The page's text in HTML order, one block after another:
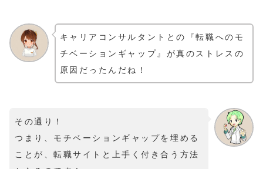
キャリアコンサルタントとの『転職へのモ
チベーションギャップ』が真のストレスの
原因だったんだね！
その通り！
つまり、モチベーションギャップを埋める
ことが、転職サイトと上手く付き合う方法